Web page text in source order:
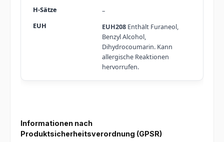
–
EUH208Enthält Furaneol,
Benzyl Alcohol,
Dihydrocoumarin. Kann
allergische Reaktionen
hervorrufen.
Informationen nach
Produktsicherheitsverordnung (GPSR)